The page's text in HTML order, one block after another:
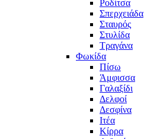
Ροδίτσα
Σπερχειάδα
Σταυρός
Στυλίδα
Τραγάνα
Φωκίδα
Πίσω
Άμφισσα
Γαλαξίδι
Δελφοί
Δεσφίνα
Ιτέα
Κίρρα